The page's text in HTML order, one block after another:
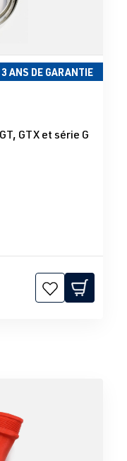
3 ANS DE GARANTIE
GTX et série G